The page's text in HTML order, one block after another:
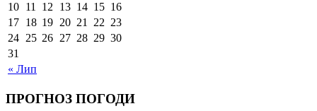
« Лип
10 11 12 13 14 15 16
17 18 19 20 21 22 23
24 25 26 27 28 29 30
31
ПРОГНОЗ ПОГОДИ